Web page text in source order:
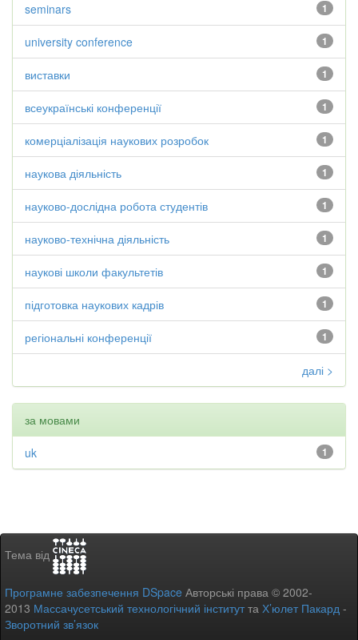
1
seminars
1
university conference
1
виставки
1
всеукраїнські конференції
1
комерціалізація наукових розробок
1
наукова діяльність
1
науково-дослідна робота студентів
1
науково-технічна діяльність
1
наукові школи факультетів
1
підготовка наукових кадрів
1
регіональні конференції
далі >
за мовами
1
uk
Тема від
Програмне забезпечення DSpace Авторські права © 2002-
2013 Массачусетський технологічний інститутта Х’юлет Пакард -
Зворотний зв’язок